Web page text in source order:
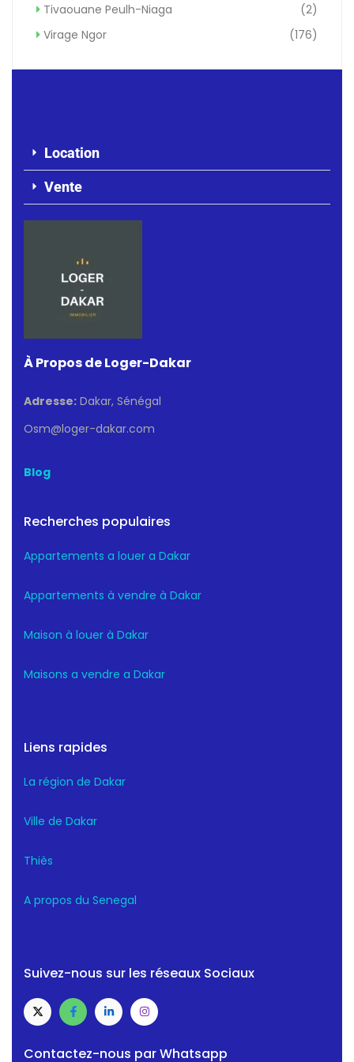
Tivaouane Peulh-Niaga
(2)
Virage Ngor
(176)
Location
Vente
À Propos de Loger-Dakar
Adresse: Dakar, Sénégal
Osm@loger-dakar.com
Blog
Recherches populaires
Appartements a louer a Dakar
Appartements à vendre à Dakar
Maison à louer à Dakar
Maisons a vendre a Dakar
Liens rapides
La région de Dakar
Ville de Dakar
Thiès
A propos du Senegal
Suivez-nous sur les réseaux Sociaux
Contactez-nous par Whatsapp